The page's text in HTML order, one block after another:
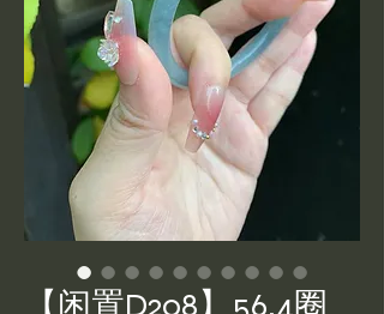
【闲置D208】56.4圈